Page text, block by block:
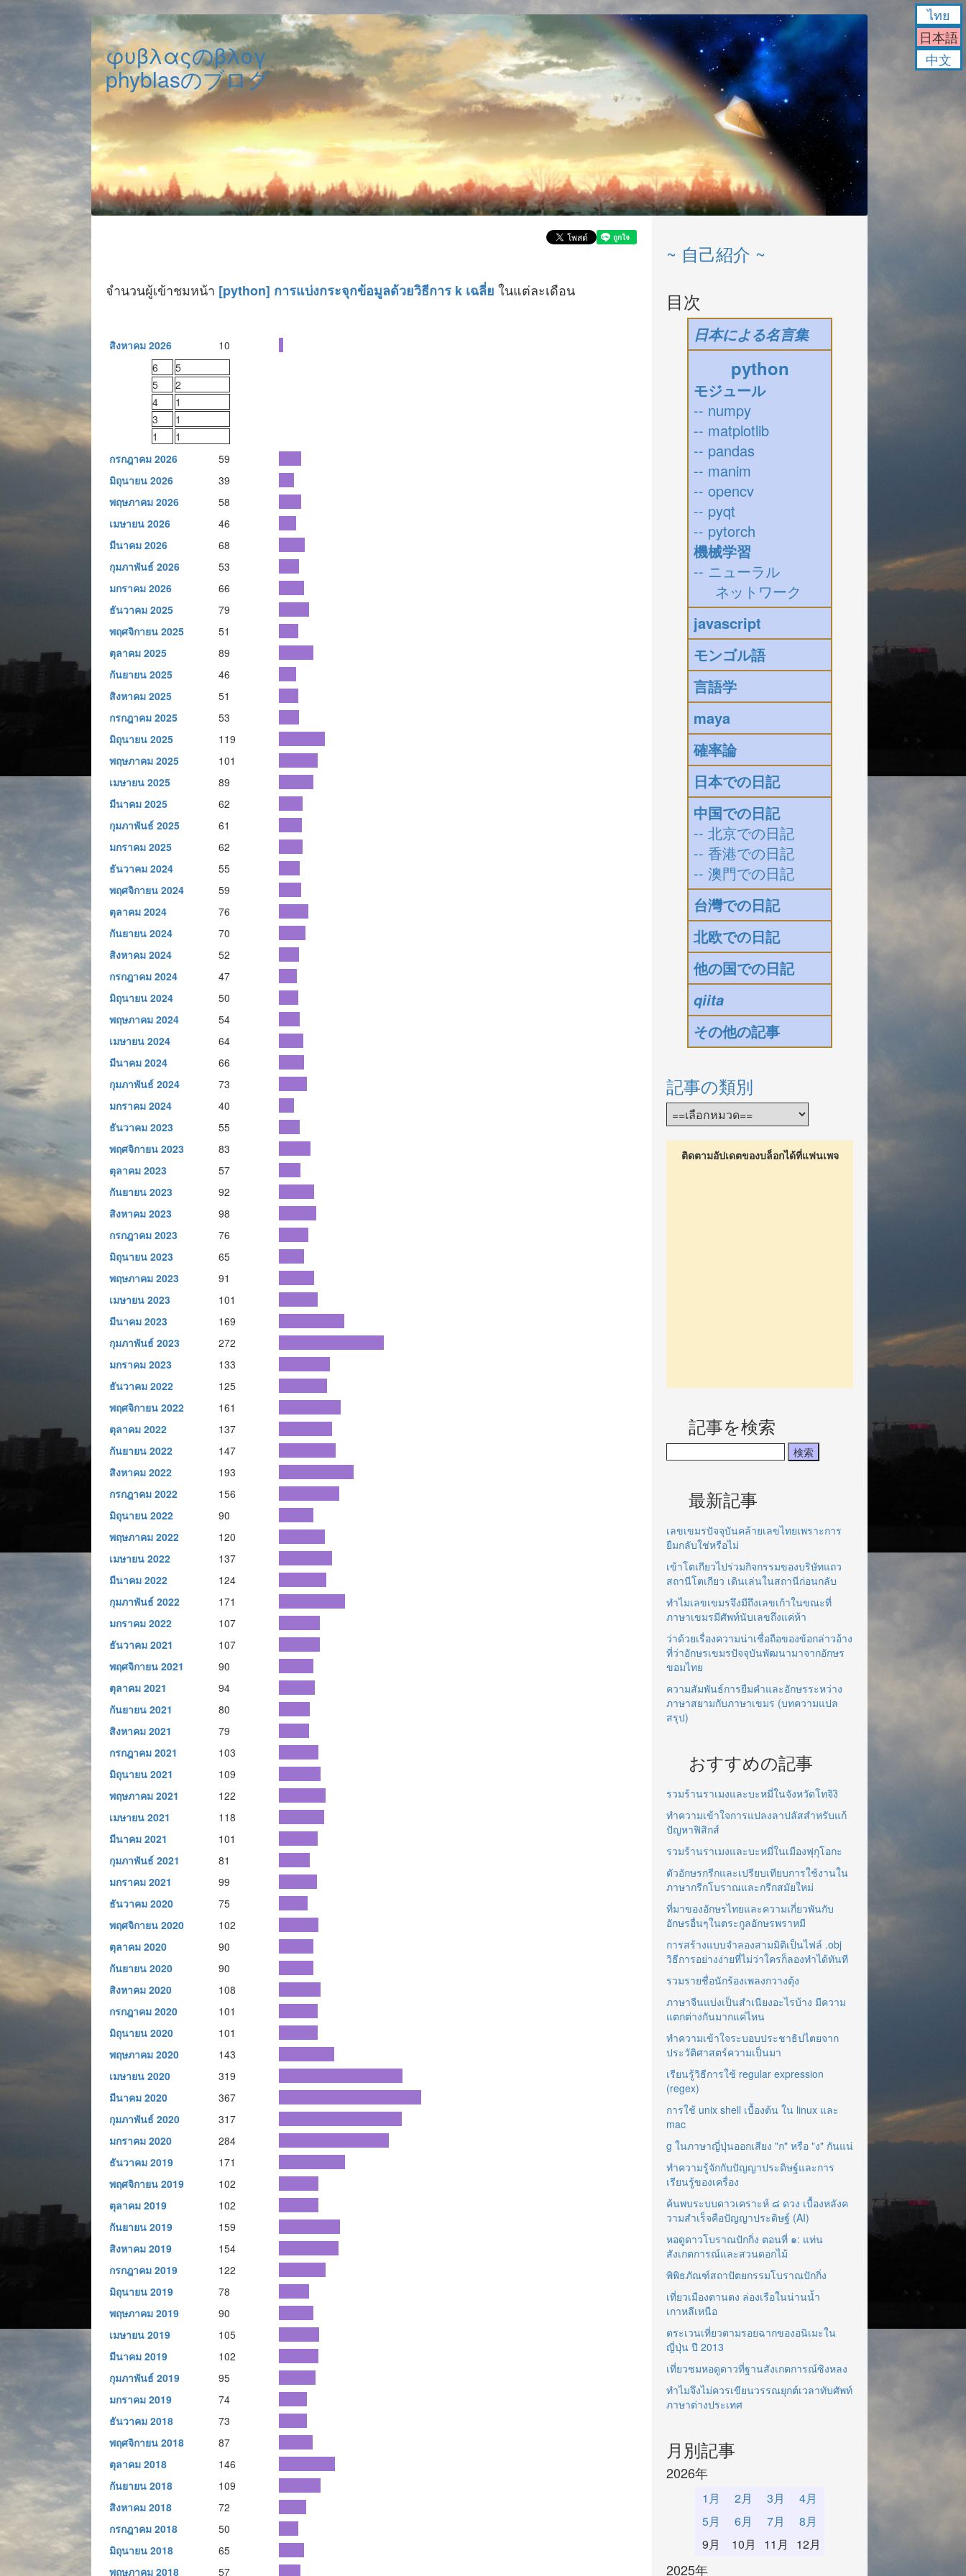
φυβλαςのβλογ
phyblasのブログ
จำนวนผู้เข้าชมหน้า [python] การแบ่งกระจุกข้อมูลด้วยวิธีการ k เฉลี่ย ในแต่ละเดือน
สิงหาคม 2026
10
6
5
5
2
4
1
3
1
1
1
กรกฎาคม 2026
59
มิถุนายน 2026
39
พฤษภาคม 2026
58
เมษายน 2026
46
มีนาคม 2026
68
กุมภาพันธ์ 2026
53
มกราคม 2026
66
ธันวาคม 2025
79
พฤศจิกายน 2025
51
ตุลาคม 2025
89
กันยายน 2025
46
สิงหาคม 2025
51
กรกฎาคม 2025
53
มิถุนายน 2025
119
พฤษภาคม 2025
101
เมษายน 2025
89
มีนาคม 2025
62
กุมภาพันธ์ 2025
61
มกราคม 2025
62
ธันวาคม 2024
55
พฤศจิกายน 2024
59
ตุลาคม 2024
76
กันยายน 2024
70
สิงหาคม 2024
52
กรกฎาคม 2024
47
มิถุนายน 2024
50
พฤษภาคม 2024
54
เมษายน 2024
64
มีนาคม 2024
66
กุมภาพันธ์ 2024
73
มกราคม 2024
40
ธันวาคม 2023
55
พฤศจิกายน 2023
83
ตุลาคม 2023
57
กันยายน 2023
92
สิงหาคม 2023
98
กรกฎาคม 2023
76
มิถุนายน 2023
65
พฤษภาคม 2023
91
เมษายน 2023
101
มีนาคม 2023
169
กุมภาพันธ์ 2023
272
มกราคม 2023
133
ธันวาคม 2022
125
พฤศจิกายน 2022
161
ตุลาคม 2022
137
กันยายน 2022
147
สิงหาคม 2022
193
กรกฎาคม 2022
156
มิถุนายน 2022
90
พฤษภาคม 2022
120
เมษายน 2022
137
มีนาคม 2022
124
กุมภาพันธ์ 2022
171
มกราคม 2022
107
ธันวาคม 2021
107
พฤศจิกายน 2021
90
ตุลาคม 2021
94
กันยายน 2021
80
สิงหาคม 2021
79
กรกฎาคม 2021
103
มิถุนายน 2021
109
พฤษภาคม 2021
122
เมษายน 2021
118
มีนาคม 2021
101
กุมภาพันธ์ 2021
81
มกราคม 2021
99
ธันวาคม 2020
75
พฤศจิกายน 2020
102
ตุลาคม 2020
90
กันยายน 2020
90
สิงหาคม 2020
108
กรกฎาคม 2020
101
มิถุนายน 2020
101
พฤษภาคม 2020
143
เมษายน 2020
319
มีนาคม 2020
367
กุมภาพันธ์ 2020
317
มกราคม 2020
284
ธันวาคม 2019
171
พฤศจิกายน 2019
102
ตุลาคม 2019
102
กันยายน 2019
159
สิงหาคม 2019
154
กรกฎาคม 2019
122
มิถุนายน 2019
78
พฤษภาคม 2019
90
เมษายน 2019
105
มีนาคม 2019
102
กุมภาพันธ์ 2019
95
มกราคม 2019
74
ธันวาคม 2018
73
พฤศจิกายน 2018
87
ตุลาคม 2018
146
กันยายน 2018
109
สิงหาคม 2018
72
กรกฎาคม 2018
50
มิถุนายน 2018
65
พฤษภาคม 2018
57
~ 自己紹介 ~
目次
日本による名言集
python
モジュール
-- numpy
-- matplotlib
-- pandas
-- manim
-- opencv
-- pyqt
-- pytorch
機械学習
-- ニューラル
ネットワーク
javascript
モンゴル語
言語学
maya
確率論
日本での日記
中国での日記
-- 北京での日記
-- 香港での日記
-- 澳門での日記
台灣での日記
北欧での日記
他の国での日記
qiita
その他の記事
記事の類別
ติดตามอัปเดตของบล็อกได้ที่แฟนเพจ
記事を検索
最新記事
เลขเขมรปัจจุบันคล้ายเลขไทยเพราะการ
ยืมกลับใช่หรือไม่
เข้าโตเกียวไปร่วมกิจกรรมของบริษัทแถว
สถานีโตเกียว เดินเล่นในสถานีก่อนกลับ
ทำไมเลขเขมรจึงมีถึงเลขเก้าในขณะที่
ภาษาเขมรมีศัพท์นับเลขถึงแค่ห้า
ว่าด้วยเรื่องความน่าเชื่อถือของข้อกล่าวอ้าง
ที่ว่าอักษรเขมรปัจจุบันพัฒนามาจากอักษร
ขอมไทย
ความสัมพันธ์การยืมคำและอักษรระหว่าง
ภาษาสยามกับภาษาเขมร (บทความแปล
สรุป)
おすすめの記事
รวมร้านราเมงและบะหมี่ในจังหวัดโทจิงิ
ทำความเข้าใจการแปลงลาปลัสสำหรับแก้
ปัญหาฟิสิกส์
รวมร้านราเมงและบะหมี่ในเมืองฟุกุโอกะ
ตัวอักษรกรีกและเปรียบเทียบการใช้งานใน
ภาษากรีกโบราณและกรีกสมัยใหม่
ที่มาของอักษรไทยและความเกี่ยวพันกับ
อักษรอื่นๆในตระกูลอักษรพราหมี
การสร้างแบบจำลองสามมิติเป็นไฟล์ .obj
วิธีการอย่างง่ายที่ไม่ว่าใครก็ลองทำได้ทันที
รวมรายชื่อนักร้องเพลงกวางตุ้ง
ภาษาจีนแบ่งเป็นสำเนียงอะไรบ้าง มีความ
แตกต่างกันมากแค่ไหน
ทำความเข้าใจระบอบประชาธิปไตยจาก
ประวัติศาสตร์ความเป็นมา
เรียนรู้วิธีการใช้ regular expression
(regex)
การใช้ unix shell เบื้องต้น ใน linux และ
mac
g ในภาษาญี่ปุ่นออกเสียง "ก" หรือ "ง" กันแน่
ทำความรู้จักกับปัญญาประดิษฐ์และการ
เรียนรู้ของเครื่อง
ค้นพบระบบดาวเคราะห์ ๘ ดวง เบื้องหลังค
วามสำเร็จคือปัญญาประดิษฐ์ (AI)
หอดูดาวโบราณปักกิ่ง ตอนที่ ๑: แท่น
สังเกตการณ์และสวนดอกไม้
พิพิธภัณฑ์สถาปัตยกรรมโบราณปักกิ่ง
เที่ยวเมืองตานตง ล่องเรือในน่านน้ำ
เกาหลีเหนือ
ตระเวนเที่ยวตามรอยฉากของอนิเมะใน
ญี่ปุ่น ปี 2013
เที่ยวชมหอดูดาวที่ฐานสังเกตการณ์ซิงหลง
ทำไมจึงไม่ควรเขียนวรรณยุกต์เวลาทับศัพท์
ภาษาต่างประเทศ
月別記事
2026年
1月 2月 3月
4月
5月
6月 7月
8月
9月
10月 11月 12月
2025年
ไทย
日本語
中文